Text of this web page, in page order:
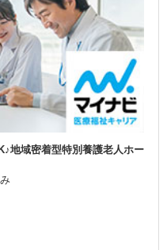
地域密着型特別養護老人ホー